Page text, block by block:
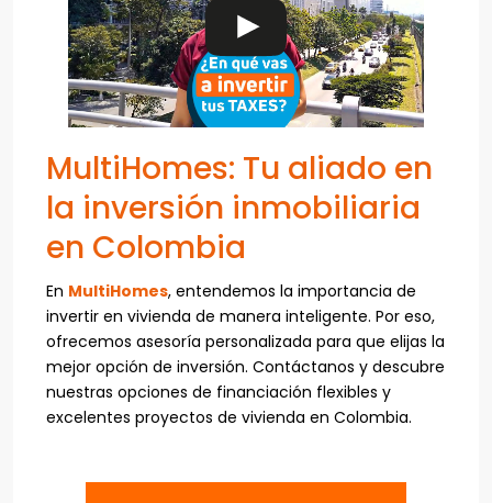
MultiHomes: Tu aliado en
la inversión inmobiliaria
en Colombia
En MultiHomes, entendemos la importancia de
invertir en vivienda de manera inteligente. Por eso,
ofrecemos asesoría personalizada para que elijas la
mejor opción de inversión. Contáctanos y descubre
nuestras opciones de financiación flexibles y
excelentes proyectos de vivienda en Colombia.